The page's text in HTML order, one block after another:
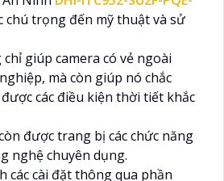
chú trọng đến mỹ thuật và sử
giúp camera có vẻ ngoài
mà còn giúp nó chắc
các điều kiện thời tiết khắc
được trang bị các chức năng
nghệ chuyên dụng.
các cài đặt thông qua phần